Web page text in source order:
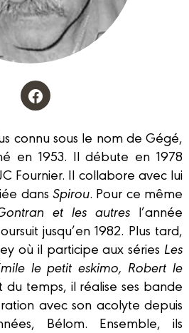
connu sous le nom de Gégé,
en 1953. Il débute en 1978
Fournier. Il collabore avec lui
dansSpirou. Pour ce même
et les autres l’année
jusqu’en 1982. Plus tard,
où il participe aux séries Les
le petit eskimo, Robert le
temps, il réalise ses bande
avec son acolyte depuis
Bélom. Ensemble, ils